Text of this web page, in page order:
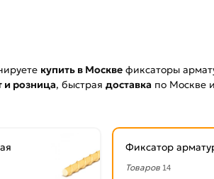
купить в Москве фиксаторы
и розница, быстрая доставка по Москве
Фиксатор
Товаров 14